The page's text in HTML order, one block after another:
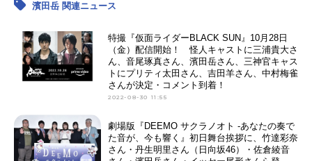
濱田岳 関連ニュース
特撮『仮面ライダーBLACK SUN』10月28日
（金）配信開始！ 怪人キャストに三浦貴大さ
ん、音尾琢真さん、濱田岳さん、三神官キャス
トにプリティ太田さん、吉田羊さん、中村梅雀
さんが決定・コメント到着！
2022-08-30 11:55
劇場版『DEEMO サクラノオト -あなたの奏で
た音が、今も響く』初日舞台挨拶に、竹達彩奈
さん・丹生明里さん（日向坂46）・佐倉綾音